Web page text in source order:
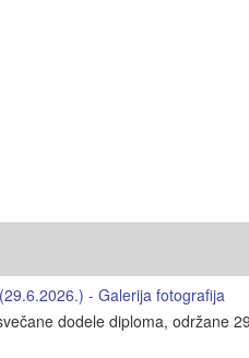
- Galerija fotografija
dodele diploma, održane